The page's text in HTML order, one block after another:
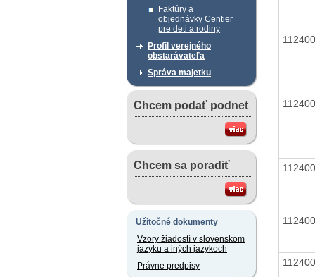
Faktúry a
objednávky Centier
pre deti a rodiny
Profil verejného
obstarávateľa
Správa majetku
Chcem podať podnet
Chcem sa poradiť
Užitočné dokumenty
Vzory žiadostí v slovenskom
jazyku a iných jazykoch
Právne predpisy